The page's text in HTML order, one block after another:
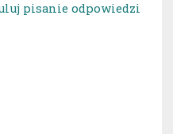
pisanie odpowiedzi